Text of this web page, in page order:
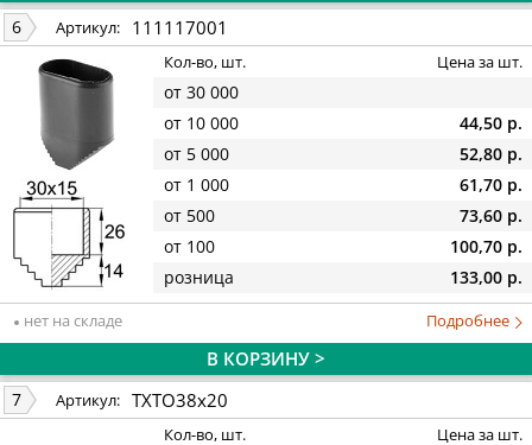
6 Артикул: 111117001
Кол-во, шт. Цена за шт.
от 30 000
от 10 000
44,50 р.
от 5 000
52,80 р.
от 1 000
61,70 р.
от 500
73,60 р.
от 100
100,70 р.
розница
133,00 р.
нет на складе Подробнее
В КОРЗИНУ >
7 Артикул: TXTO38x20
Кол-во, шт. Цена за шт.